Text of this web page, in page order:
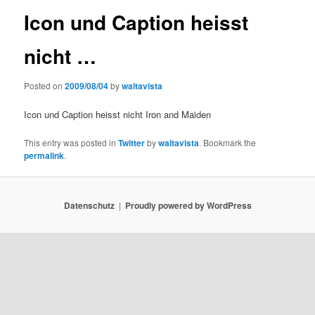
Icon und Caption heisst
nicht …
Posted on2009/08/04bywaltavista
Icon und Caption heisst nicht Iron and Maiden
This entry was posted inTwitterbywaltavista. Bookmark the
permalink.
Datenschutz Proudly powered by WordPress